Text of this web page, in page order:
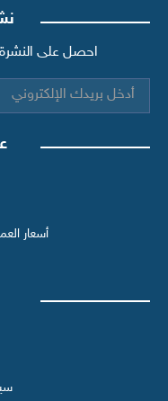
احصل على
أسعار